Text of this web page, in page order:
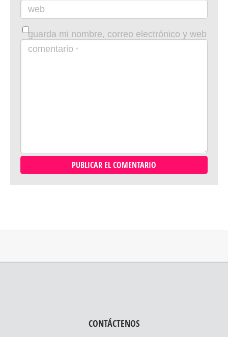
web
guarda mi nombre, correo electrónico y web
en este navegador para la próxima vez que
comentario *
CONTÁCTENOS